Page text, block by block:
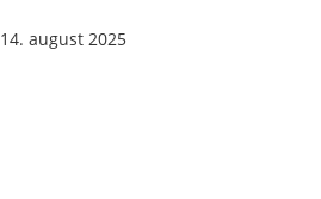
14. august 2025